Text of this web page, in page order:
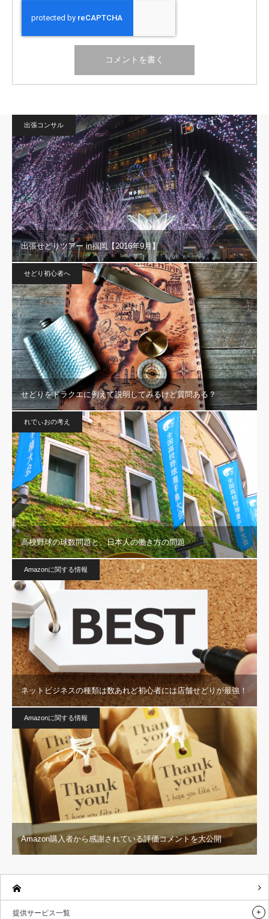
出張コンサル
出張せどりツアー in福岡【2016年9月】
せどり初心者へ
せどりをドラクエに例えて説明してみるけど質問ある？
れでぃおの考え
高校野球の球数問題と、日本人の働き方の問題
Amazonに関する情報
ネットビジネスの種類は数あれど初心者には店舗せどりが最強！
Amazonに関する情報
Amazon購入者から感謝されている評価コメントを大公開
提供サービス一覧